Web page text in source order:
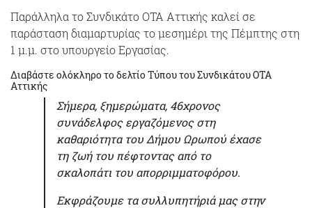
Παράλληλα το Συνδικάτο ΟΤΑ Αττικής καλεί σε
παράσταση διαμαρτυρίας το μεσημέρι της Πέμπτης στη
1 μ.μ. στο υπουργείο Εργασίας.
Διαβάστε ολόκληρο το δελτίο Τύπου του Συνδικάτου ΟΤΑ
Αττικής
Σήμερα, ξημερώματα, 46χρονος
συνάδελφος εργαζόμενος στη
καθαριότητα του Δήμου Ωρωπού έχασε
τη ζωή του πέφτοντας από το
σκαλοπάτι του απορριμματοφόρου.
Εκφράζουμε τα συλλυπητήριά μας στην